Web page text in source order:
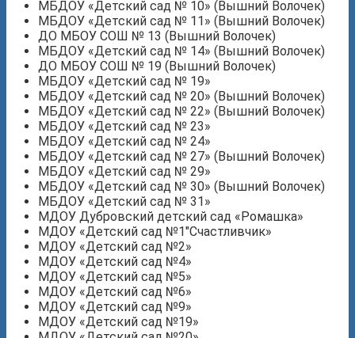
МБДОУ «Детский сад № 10» (Вышний Волочек)
МБДОУ «Детский сад № 11» (Вышний Волочек)
ДО МБОУ СОШ № 13 (Вышний Волочек)
МБДОУ «Детский сад № 14» (Вышний Волочек)
ДО МБОУ СОШ № 19 (Вышний Волочек)
МБДОУ «Детский сад № 19»
МБДОУ «Детский сад № 20» (Вышний Волочек)
МБДОУ «Детский сад № 22» (Вышний Волочек)
МБДОУ «Детский сад № 23»
МБДОУ «Детский сад № 24»
МБДОУ «Детский сад № 27» (Вышний Волочек)
МБДОУ «Детский сад № 29»
МБДОУ «Детский сад № 30» (Вышний Волочек)
МБДОУ «Детский сад № 31»
МДОУ Дубровский детский сад «Ромашка»
МДОУ «Детский сад №1″Счастливчик»
МДОУ «Детский сад №2»
МДОУ «Детский сад №4»
МДОУ «Детский сад №5»
МДОУ «Детский сад №6»
МДОУ «Детский сад №9»
МДОУ «Детский сад №19»